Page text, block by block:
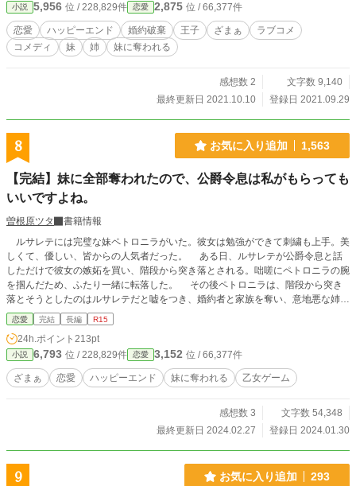
小説 5,956 位 / 228,829件 恋愛 2,875 位 / 66,377件
恋愛 ハッピーエンド 婚約破棄 王子 ざまぁ
ラブコメ
コメディ
妹 姉 妹に奪われる
感想数 2
文字数 9,140
最終更新日 2021.10.10
登録日 2021.09.29
8 お気に入り追加 1,563
【完結】妹に全部奪われたので、公爵令息は私がもらっても
いいですよね。
曽根原ツタ
書籍情報
ルサレテには完璧な妹ペトロニラがいた。彼女は勉強ができて刺繍も上手。美
しくて、優しい、皆からの人気者だった。 ある日、ルサレテが公爵令息と話
しただけで彼女の嫉妬を買い、階段から突き落とされる。咄嗟にペトロニラの腕
を掴んだため、ふたり一緒に転落した。 その後ペトロニラは、階段から突き
落とそうとしたのはルサレテだと嘘をつき、婚約者と家族を奪い、意地悪な姉に
仕立てた。 ルサレテは、妹に全てを奪われたが、妹が慕う公爵令息を味方に
することを決意して……？
恋愛 完結 長編 R15
24h.ポイント 213pt
小説 6,793 位 / 228,829件 恋愛 3,152 位 / 66,377件
ざまぁ 恋愛 ハッピーエンド 妹に奪われる 乙女ゲーム
感想数 3
文字数 54,348
最終更新日 2024.02.27
登録日 2024.01.30
9 お気に入り追加 293